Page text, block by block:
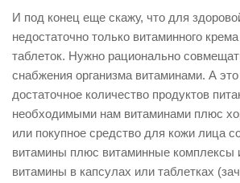
И под конец еще скажу, что для
недостаточно только витаминного
таблеток. Нужно рационально
снабжения организма витаминами. А это
достаточное количество продуктов
необходимыми нам витаминами плюс
или покупное средство для кожи лица
витамины плюс витаминные комплексы
витамины в капсулах или таблетках